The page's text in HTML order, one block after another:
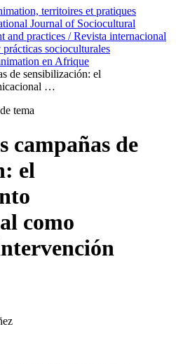
territoires et pratiques
Journal of Sociocultural
and practices / Revista internacional
socioculturales
en Afrique
de sensibilización: el
…
tema
campañas de
el
como